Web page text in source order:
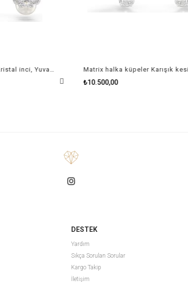
Matrix damla küpeler Kristal inci, Yuvarlak kesim, Beyaz, Rodyum kaplama
₺10.500,00
DESTEK
Yardım
Sıkça Sorulan Sorular
Kargo Takip
İletişim